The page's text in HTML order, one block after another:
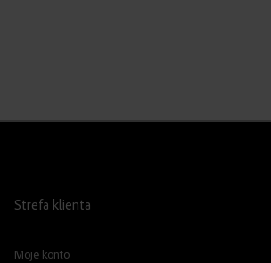
Strefa klienta
Moje konto